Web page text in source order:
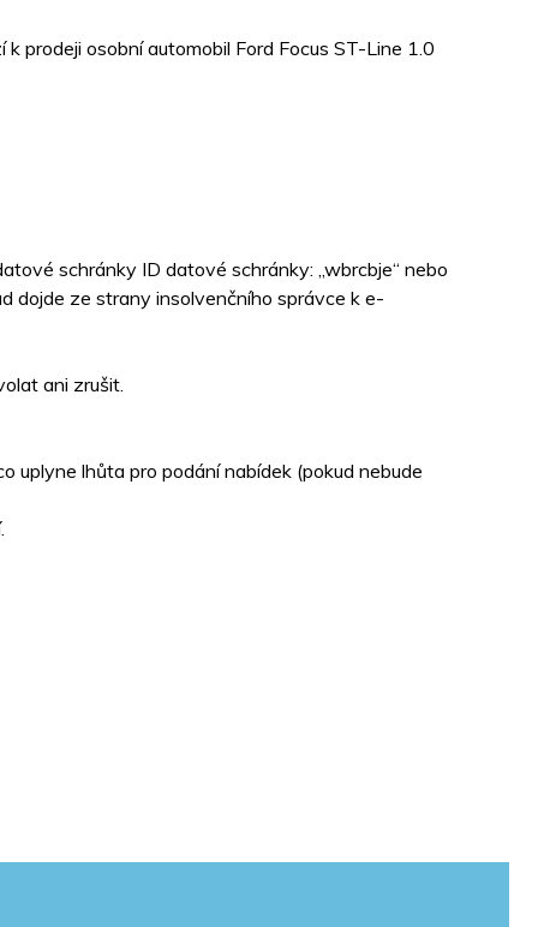
prodeji osobní automobil Ford Focus ST-Line 1.0
schránky ID datové schránky: „wbrcbje“ nebo
dojde ze strany insolvenčního správce k e-
ani zrušit.
uplyne lhůta pro podání nabídek (pokud nebude